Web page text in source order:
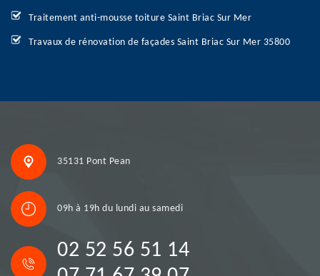
Traitement anti-mousse toiture Saint Briac Sur Mer
Travaux de rénovation de façades Saint Briac Sur Mer 35800
35131 Pont Pean
09h à 19h du lundi au samedi
02 52 56 51 14